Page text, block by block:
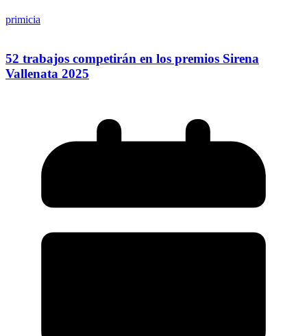
primicia
52 trabajos competirán en los premios Sirena
Vallenata 2025